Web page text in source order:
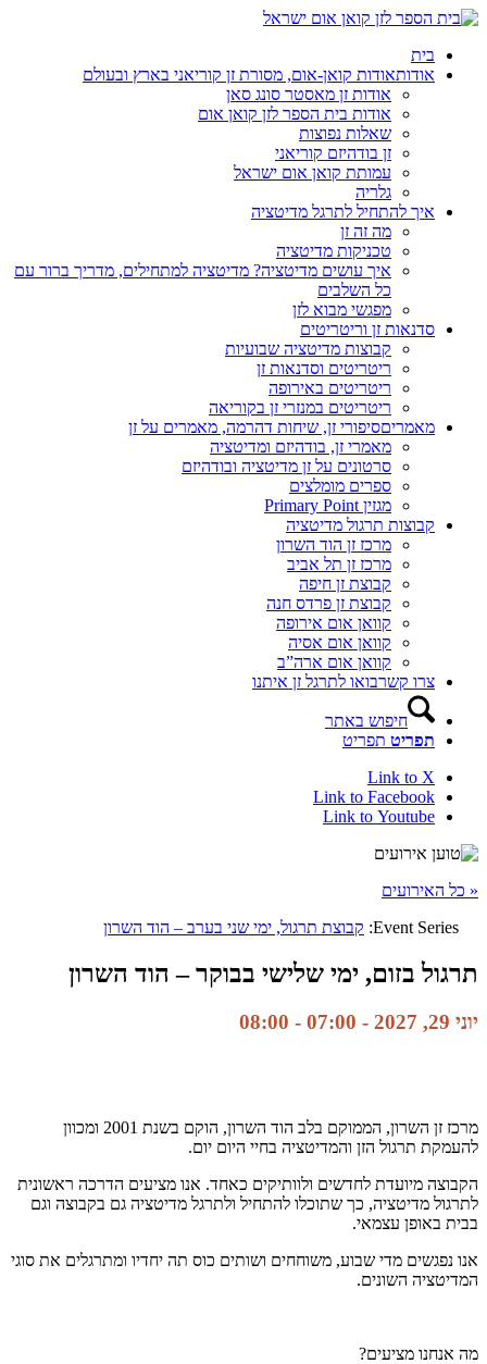
בית
אודותאודות קואן-אום, מסורת זן קוריאני בארץ ובעולם
אודות זן מאסטר סונג סאן
אודות בית הספר לזן קואן אום
שאלות נפוצות
זן בודהיזם קוריאני
עמותת קואן אום ישראל
גלריה
איך להתחיל לתרגל מדיטציה
מה זה זן
טכניקות מדיטציה
איך עושים מדיטציה? מדיטציה למתחילים, מדריך ברור עם
כל השלבים
מפגשי מבוא לזן
סדנאות זן וריטריטים
קבוצות מדיטציה שבועיות
ריטריטים וסדנאות זן
ריטריטים באירופה
ריטריטים במנזרי זן בקוריאה
מאמריםסיפורי זן, שיחות דהרמה, מאמרים על זן
מאמרי זן, בודהיזם ומדיטציה
סרטונים על זן מדיטציה ובודהיזם
ספרים מומלצים
מגזין Primary Point
קבוצות תרגול מדיטציה
מרכז זן הוד השרון
מרכז זן תל אביב
קבוצת זן חיפה
קבוצת זן פרדס חנה
קוואן אום אירופה
קוואן אום אסיה
קוואן אום ארה”ב
צרו קשרבואו לתרגל זן איתנו
חיפוש באתר
תפריט תפריט
Link to X
Link to Facebook
Link to Youtube
« כל האירועים
Event Series: קבוצת תרגול, ימי שני בערב – הוד השרון
תרגול בזום, ימי שלישי בבוקר – הוד השרון
יוני 29, 2027 - 07:00 -
08:00
מרכז זן השרון, הממוקם בלב הוד השרון, הוקם בשנת 2001 ומכוון
להעמקת תרגול הזן והמדיטציה בחיי היום יום.
הקבוצה מיועדת לחדשים ולוותיקים כאחד. אנו מציעים הדרכה ראשונית
לתרגול מדיטציה, כך שתוכלו להתחיל ולתרגל מדיטציה גם בקבוצה וגם
בבית באופן עצמאי.
אנו נפגשים מדי שבוע, משוחחים ושותים כוס תה יחדיו ומתרגלים את סוגי
המדיטציה השונים.
מה אנחנו מציעים?